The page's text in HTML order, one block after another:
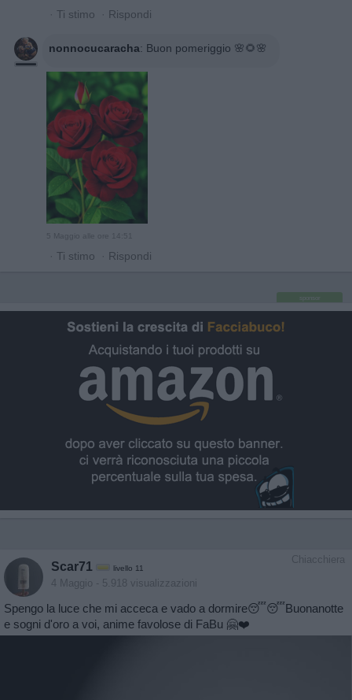
· Ti stimo · Rispondi
nonnocucaracha: Buon pomeriggio 🌸🌻🌸
5 Maggio alle ore 14:51
· Ti stimo · Rispondi
Chiacchiera
Scar71 livello 11
4 Maggio - 5.918 visualizzazioni
Spengo la luce che mi acceca e vado a dormire😴😴Buonanotte
e sogni d'oro a voi, anime favolose di FaBu 🤗❤️